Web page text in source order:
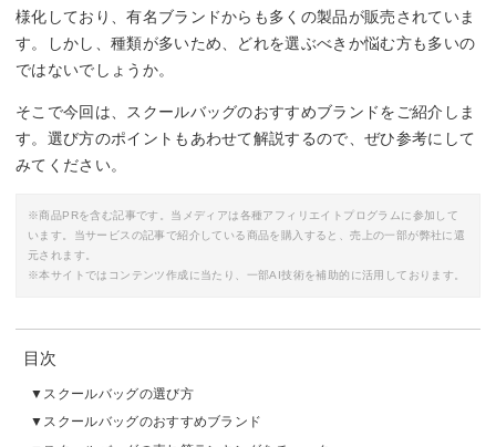
様化しており、有名ブランドからも多くの製品が販売されていま
す。しかし、種類が多いため、どれを選ぶべきか悩む方も多いの
ではないでしょうか。
そこで今回は、スクールバッグのおすすめブランドをご紹介しま
す。選び方のポイントもあわせて解説するので、ぜひ参考にして
みてください。
※商品PRを含む記事です。当メディアは各種アフィリエイトプログラムに参加して
います。当サービスの記事で紹介している商品を購入すると、売上の一部が弊社に還
元されます。
※本サイトではコンテンツ作成に当たり、一部AI技術を補助的に活用しております。
目次
スクールバッグの選び方
スクールバッグのおすすめブランド